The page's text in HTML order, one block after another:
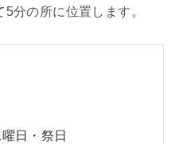
分の所に位置します。
日・祭日